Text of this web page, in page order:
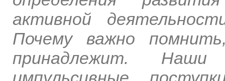
активной
Почему важно
принадлежит.